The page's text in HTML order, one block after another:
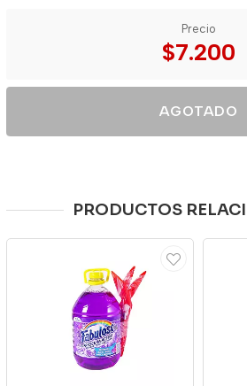
Precio
$7.200
AGOTADO
PRODUCTOS